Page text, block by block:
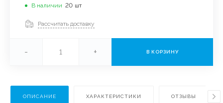
В наличии 20 шт
Рассчитать доставку
- + В КОРЗИНУ
ОПИСАНИЕ ХАРАКТЕРИСТИКИ ОТЗЫВЫ